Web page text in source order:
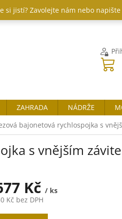
si jistí? Zavolejte nám nebo
ZAHRADA NÁDRŽE
bajonetová rychlospojka s
s vnějším
Kč / ks
Kč bez DPH